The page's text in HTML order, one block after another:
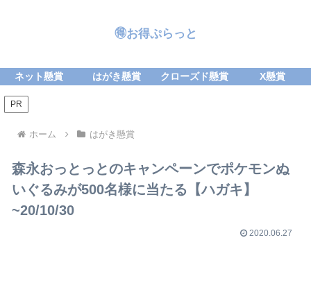
🉐お得ぷらっと
ネット懸賞 はがき懸賞 クローズド懸賞 X懸賞
PR
ホーム はがき懸賞
森永おっとっとのキャンペーンでポケモンぬ
いぐるみが500名様に当たる【ハガキ】
~20/10/30
2020.06.27